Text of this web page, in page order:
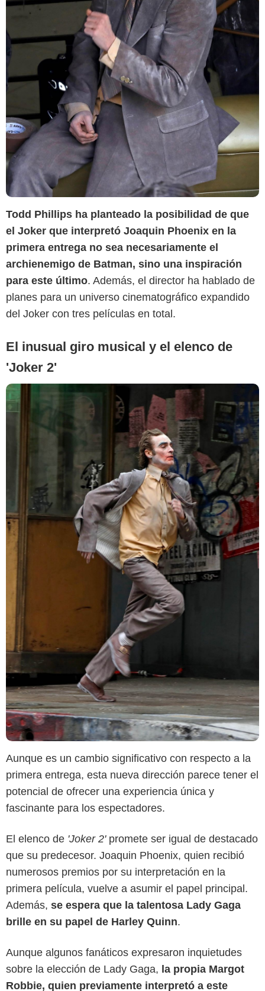
Todd Phillips ha planteado la posibilidad de que
el Joker que interpretó Joaquin Phoenix en la
primera entrega no sea necesariamente el
archienemigo de Batman, sino una inspiración
para este último. Además, el director ha hablado de
planes para un universo cinematográfico expandido
del Joker con tres películas en total.
El inusual giro musical y el elenco de
'Joker 2'
Warner Bros.
Aunque es un cambio significativo con respecto a la
primera entrega, esta nueva dirección parece tener el
potencial de ofrecer una experiencia única y
fascinante para los espectadores.
El elenco de 'Joker 2'promete ser igual de destacado
que su predecesor. Joaquin Phoenix, quien recibió
numerosos premios por su interpretación en la
primera película, vuelve a asumir el papel principal.
Además, se espera que la talentosa Lady Gaga
brille en su papel de Harley Quinn.
Aunque algunos fanáticos expresaron inquietudes
sobre la elección de Lady Gaga, la propia Margot
Robbie, quien previamente interpretó a este
Warner Bros.